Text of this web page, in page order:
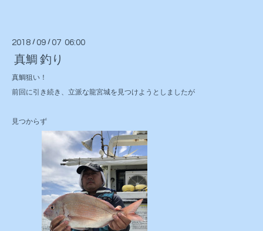
2018 / 09 / 07 06:00
真鯛 釣り
真鯛狙い！
前回に引き続き、立派な龍宮城を見つけようとしましたが
見つからず